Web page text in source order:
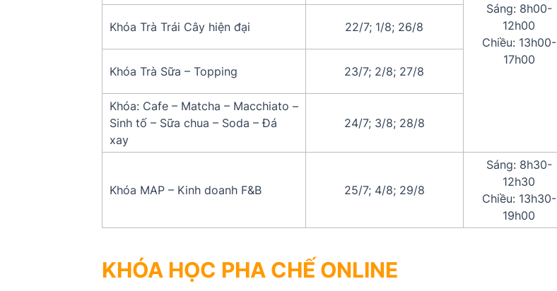
Sáng: 8h00-
12h00
Chiều: 13h00-
17h00
Khóa Trà Trái Cây hiện đại 22/7; 1/8; 26/8
Khóa Trà Sữa – Topping 23/7; 2/8; 27/8
Khóa: Cafe – Matcha – Macchiato –
Sinh tố – Sữa chua – Soda – Đá
xay
24/7; 3/8; 28/8
Khóa MAP – Kinh doanh F&B 25/7; 4/8; 29/8
Sáng: 8h30-
12h30
Chiều: 13h30-
19h00
KHÓA HỌC PHA CHẾ ONLINE